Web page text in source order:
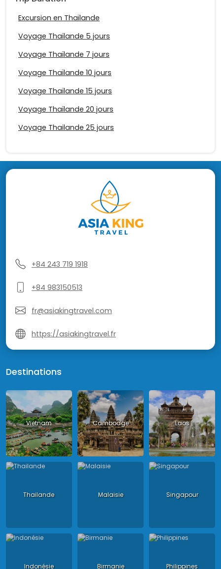
Excursion en Thaïlande
Voyage Thaïlande 5 jours
Voyage Thaïlande 7 jours
Voyage Thaïlande 10 jours
Voyage Thaïlande 15 jours
Voyage Thaïlande 20 jours
Voyage Thailande 25 jours
+84 243 719 1918
+84 983150513
fr@asiakingtravel.com
https://asiakingtravel.fr
Destinations
Vietnam Cambodge Laos
Thailande Malaisie Singapour
Indonésie Birmanie Philippines